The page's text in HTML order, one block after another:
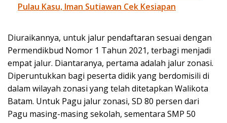
Pulau Kasu, Iman Sutiawan Cek Kesiapan
Diuraikannya, untuk jalur pendaftaran sesuai dengan
Permendikbud Nomor 1 Tahun 2021, terbagi menjadi
empat jalur. Diantaranya, pertama adalah jalur zonasi.
Diperuntukkan bagi peserta didik yang berdomisili di
dalam wilayah zonasi yang telah ditetapkan Walikota
Batam. Untuk Pagu jalur zonasi, SD 80 persen dari
Pagu masing-masing sekolah, sementara SMP 50